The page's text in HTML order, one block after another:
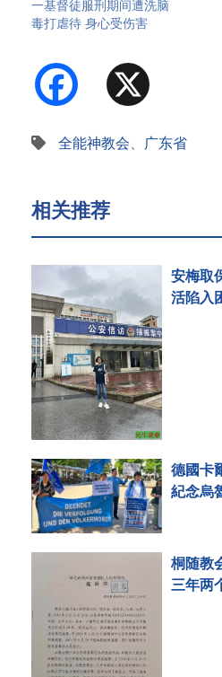
一基督徒服刑期间遭洗脑
毒打虐待 身心受伤害
Facebook
全能神教会、 广东省
相关推荐
安梅取
活陷入
德國卡
紀念烏
桐随教
三年两